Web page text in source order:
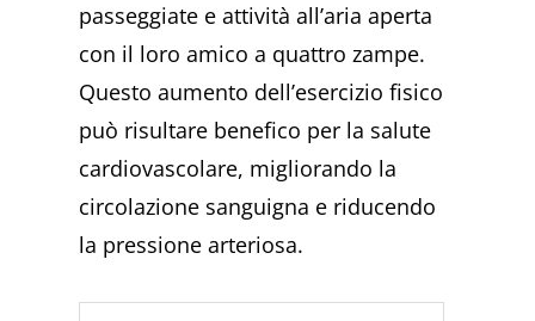
passeggiate e attività all’aria aperta
con il loro amico a quattro zampe.
Questo aumento dell’esercizio fisico
può risultare benefico per la salute
cardiovascolare, migliorando la
circolazione sanguigna e riducendo
la pressione arteriosa.